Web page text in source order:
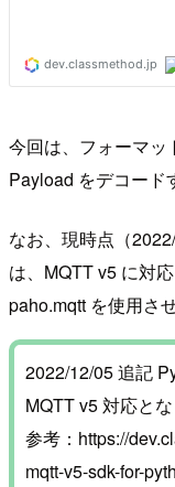
今回は、フォーマッ
Payload をデコード
なお、現時点（
は、MQTT v5 に対
paho.mqtt を使用さ
2022/12/05 追記
MQTT v5 対応とな
参考：https://
mqtt-v5-sdk-for-